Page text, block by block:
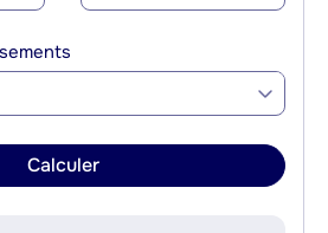
Calculer